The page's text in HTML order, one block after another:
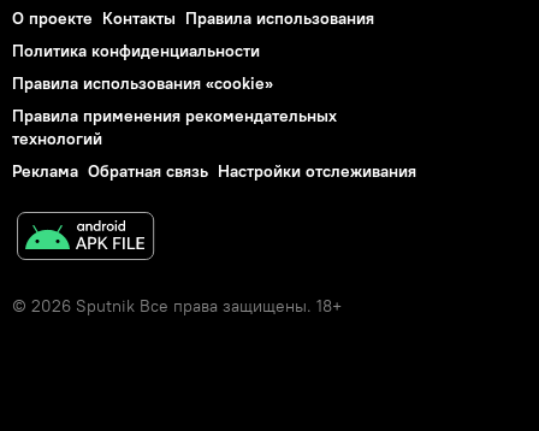
О проекте Контакты Правила использования
Политика конфиденциальности
Правила использования «cookie»
Правила применения рекомендательных
технологий
Реклама Обратная связь Настройки отслеживания
© 2026 Sputnik Все права защищены. 18+